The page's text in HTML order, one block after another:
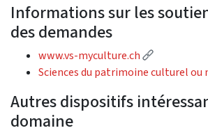
Informations sur les
des demandes
www.vs-myculture.ch
(External
Sciences du patrimoine culturel ou
Autres dispositifs
domaine